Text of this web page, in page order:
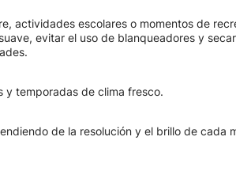
actividades escolares o momentos de
evitar el uso de blanqueadores y
y temporadas de clima fresco.
de la resolución y el brillo de cada